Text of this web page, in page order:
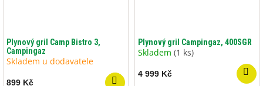
Plynový gril Camp Bistro 3,
Campingaz
Skladem u dodavatele
899 Kč
Plynový gril Campingaz, 400SGR
Skladem (1 ks)
4 999 Kč